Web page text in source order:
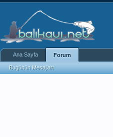
Ana Sayfa Forum
Bugünün Mesajları